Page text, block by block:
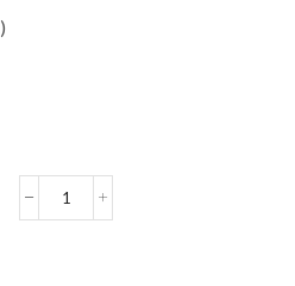
)
Pizza